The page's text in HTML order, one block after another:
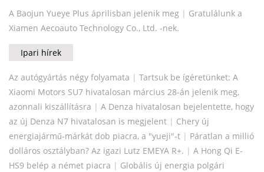
A Baojun Yueye Plus áprilisban jelenik meg | Gratulálunk a
Xiamen Aecoauto Technology Co., Ltd. -nek.
Ipari hírek
Az autógyártás négy folyamata | Tartsuk be ígéretünket: A
Xiaomi Motors SU7 hivatalosan március 28-án jelenik meg,
azonnali kiszállításra | A Denza hivatalosan bejelentette, hogy
az új Denza N7 hivatalosan is megjelent | Chery új
energiajármű-márkát dob ​​piacra, a "yueji"-t | Páratlan a millió
dolláros osztályban? Az igazi Lutz EMEYA R+. | A Hong Qi E-
HS9 belép a német piacra | Globális új energia polgári